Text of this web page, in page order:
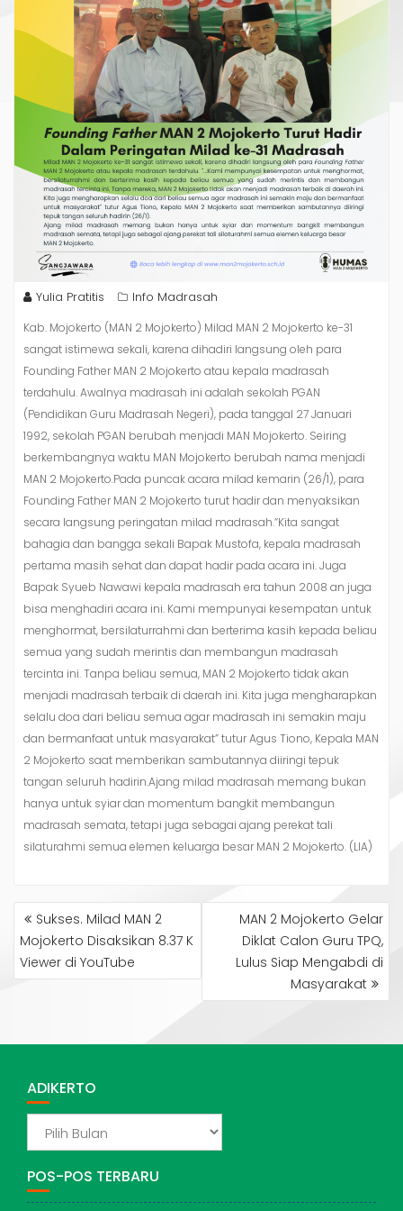
Yulia Pratitis Info Madrasah
Kab. Mojokerto (MAN 2 Mojokerto) Milad MAN 2 Mojokerto ke-31
sangat istimewa sekali, karena dihadiri langsung oleh para
Founding Father MAN 2 Mojokerto atau kepala madrasah
terdahulu. Awalnya madrasah ini adalah sekolah PGAN
(Pendidikan Guru Madrasah Negeri), pada tanggal 27 Januari
1992, sekolah PGAN berubah menjadi MAN Mojokerto. Seiring
berkembangnya waktu MAN Mojokerto berubah nama menjadi
MAN 2 Mojokerto.Pada puncak acara milad kemarin (26/1), para
Founding Father MAN 2 Mojokerto turut hadir dan menyaksikan
secara langsung peringatan milad madrasah.“Kita sangat
bahagia dan bangga sekali Bapak Mustofa, kepala madrasah
pertama masih sehat dan dapat hadir pada acara ini. Juga
Bapak Syueb Nawawi kepala madrasah era tahun 2008 an juga
bisa menghadiri acara ini. Kami mempunyai kesempatan untuk
menghormat, bersilaturrahmi dan berterima kasih kepada beliau
semua yang sudah merintis dan membangun madrasah
tercinta ini. Tanpa beliau semua, MAN 2 Mojokerto tidak akan
menjadi madrasah terbaik di daerah ini. Kita juga mengharapkan
selalu doa dari beliau semua agar madrasah ini semakin maju
dan bermanfaat untuk masyarakat” tutur Agus Tiono, Kepala MAN
2 Mojokerto saat memberikan sambutannya diiringi tepuk
tangan seluruh hadirin.Ajang milad madrasah memang bukan
hanya untuk syiar dan momentum bangkit membangun
madrasah semata, tetapi juga sebagai ajang perekat tali
silaturahmi semua elemen keluarga besar MAN 2 Mojokerto. (LIA)
NAVIGASI
POSSukses. Milad MAN 2
Mojokerto Disaksikan 8.37 K
Viewer di YouTube
MAN 2 Mojokerto Gelar
Diklat Calon Guru TPQ,
Lulus Siap Mengabdi di
Masyarakat
ADIKERTO
POS-POS TERBARU